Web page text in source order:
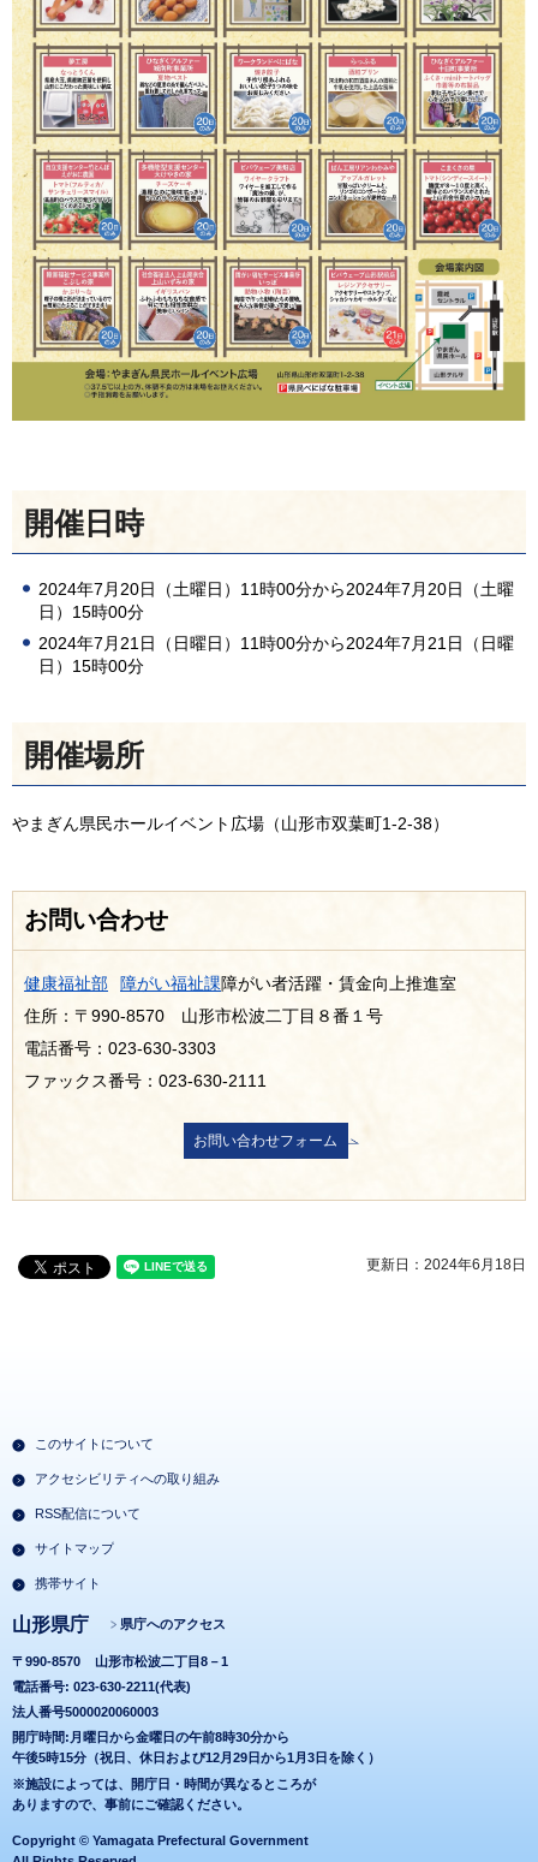
開催日時
2024年7月20日（土曜日）11時00分から2024年7月20日（土曜
日）15時00分
2024年7月21日（日曜日）11時00分から2024年7月21日（日曜
日）15時00分
開催場所
やまぎん県民ホールイベント広場（山形市双葉町1-2-38）
お問い合わせ
健康福祉部 障がい福祉課障がい者活躍・賃金向上推進室
住所：〒990-8570 山形市松波二丁目８番１号
電話番号：023-630-3303
ファックス番号：023-630-2111
更新日：2024年6月18日
このサイトについて
アクセシビリティへの取り組み
RSS配信について
サイトマップ
携帯サイト
山形県庁 県庁へのアクセス
〒990-8570
山形市松波二丁目8－1
電話番号: 023-630-2211(代表)
法人番号5000020060003
開庁時間:月曜日から金曜日の午前8時30分から
午後5時15分（祝日、休日および12月29日から1月3日を除く）
※施設によっては、開庁日・時間が異なるところが
ありますので、事前にご確認ください。
Copyright © Yamagata Prefectural Government